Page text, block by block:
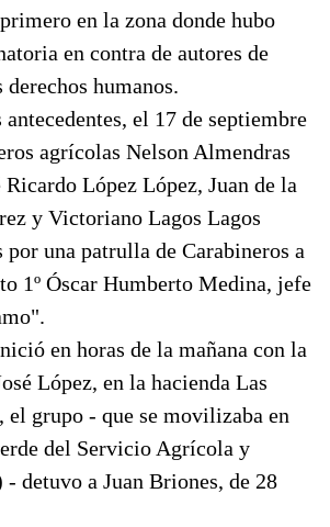
en la zona donde hubo
en contra de autores de
humanos.
el 17 de septiembre
agrícolas Nelson Almendras
Ricardo López López, Juan de la
y Victoriano Lagos Lagos
por una patrulla de Carabineros a
1º Óscar Humberto Medina, jefe
en horas de la mañana con la
López, en la hacienda Las
el grupo - que se movilizaba en
del Servicio Agrícola y
- detuvo a Juan Briones, de 28